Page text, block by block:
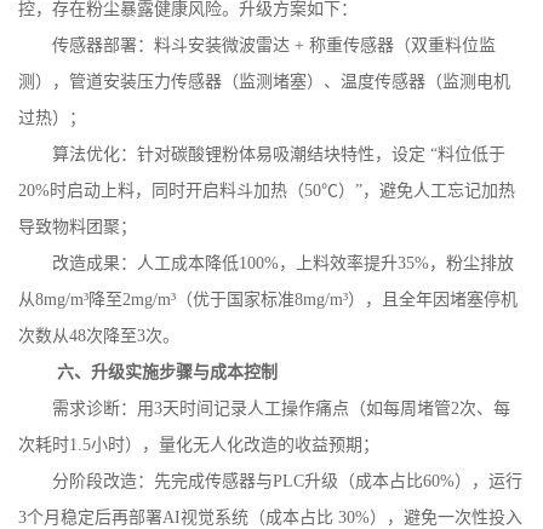
控，存在粉尘暴露健康风险。升级方案如下：
传感器部署：料斗安装微波雷达 + 称重传感器（双重料位监
测），管道安装压力传感器（监测堵塞）、温度传感器（监测电机
过热）；
算法优化：针对碳酸锂粉体易吸潮结块特性，设定 “料位低于
20%时启动上料，同时开启料斗加热（50℃）”，避免人工忘记加热
导致物料团聚；
改造成果：人工成本降低100%，上料效率提升35%，粉尘排放
从8mg/m³降至2mg/m³（优于国家标准8mg/m³），且全年因堵塞停机
次数从48次降至3次。
六、升级实施步骤与成本控制
需求诊断：用3天时间记录人工操作痛点（如每周堵管2次、每
次耗时1.5小时），量化无人化改造的收益预期；
分阶段改造：先完成传感器与PLC升级（成本占比60%），运行
3个月稳定后再部署AI视觉系统（成本占比 30%），避免一次性投入